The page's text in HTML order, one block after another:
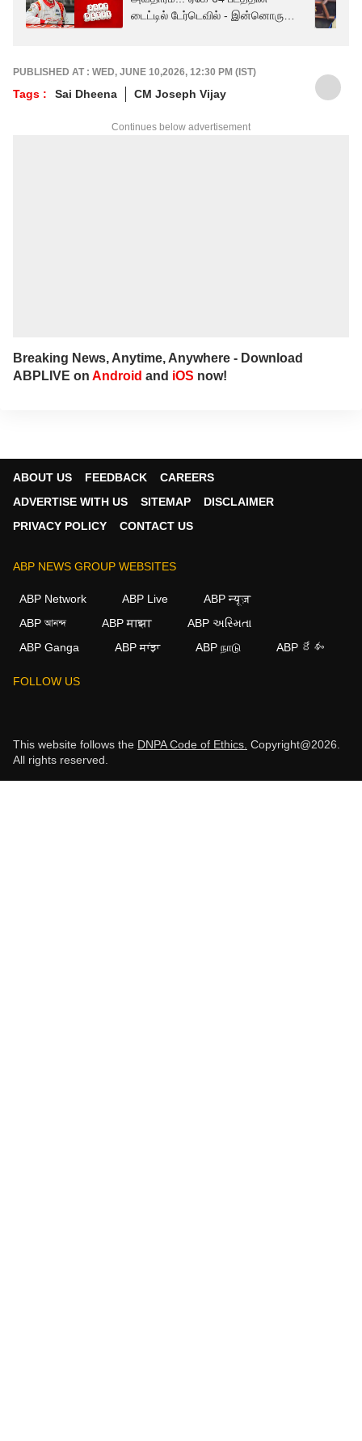
டைட்டில் டேர்டெவில் - இன்னொரு
PUBLISHED AT : WED, JUNE 10,2026, 12:30 PM (IST)
Tags : Sai Dheena CM Joseph Vijay
Continues below advertisement
Breaking News, Anytime, Anywhere - Download
ABPLIVE on Android and iOS now!
ABOUT US FEEDBACK
CAREERS
ADVERTISE WITH US
SITEMAP
DISCLAIMER
PRIVACY POLICY
CONTACT US
ABP NEWS GROUP WEBSITES
ABP Network ABP Live
ABP न्यूज़
ABP আনন্দ
ABP माझा
ABP અસ્મિતા
ABP Ganga
ABP ਸਾਂਝਾ ABP நாடு ABP దేశం
FOLLOW US
This website follows the DNPA Code of Ethics. Copyright@2026.
All rights reserved.